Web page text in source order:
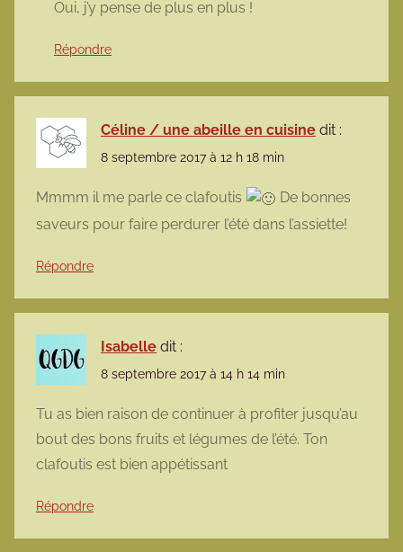
Oui, j’y pense de plus en plus !
Répondre
Céline / une abeille en cuisine dit :
8 septembre 2017 à 12 h 18 min
Mmmm il me parle ce clafoutis
De bonnes
saveurs pour faire perdurer l’été dans l’assiette!
Répondre
Isabelle dit :
8 septembre 2017 à 14 h 14 min
Tu as bien raison de continuer à profiter jusqu’au
bout des bons fruits et légumes de l’été. Ton
clafoutis est bien appétissant
Répondre